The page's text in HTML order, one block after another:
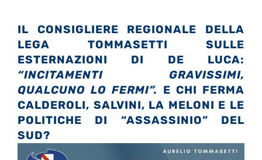
IL CONSIGLIERE REGIONALE DELLA
LEGA TOMMASETTI SULLE
ESTERNAZIONI DI DE LUCA:
“INCITAMENTI GRAVISSIMI,
QUALCUNO LO FERMI”. E CHI FERMA
CALDEROLI, SALVINI, LA MELONI E LE
POLITICHE DI “ASSASSINIO” DEL
SUD?